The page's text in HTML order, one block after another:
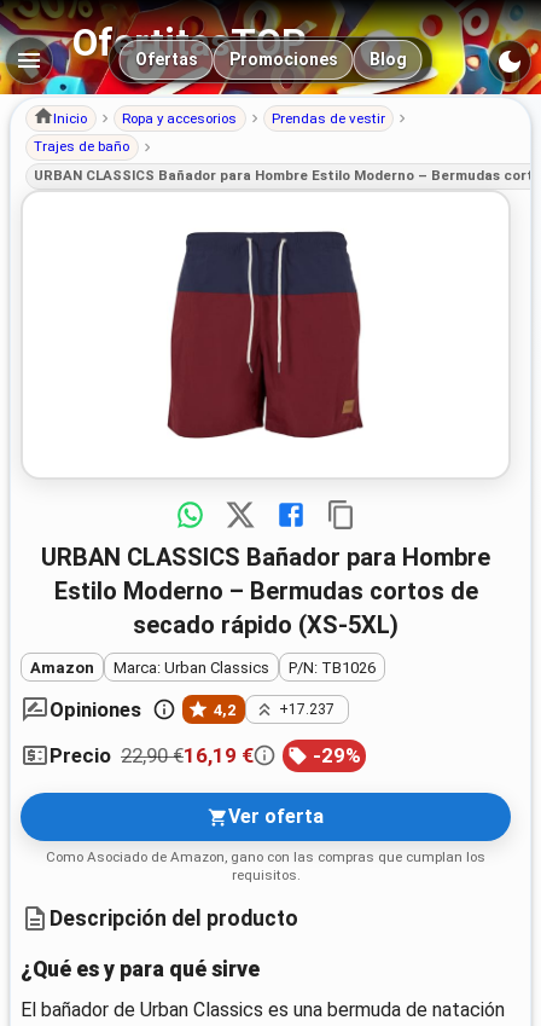
OfertitasTOP
Navegación principal
Ofertas Promociones Blog
Inicio Ropa y accesorios
Prendas de vestir
Trajes de baño
URBAN CLASSICS Bañador para Hombre Estilo Moderno – Bermudas
URBAN CLASSICS Bañador para Hombre
Estilo Moderno – Bermudas cortos de
secado rápido (XS-5XL)
Amazon Marca: Urban Classics P/N: TB1026
Opiniones 4,2 +17.237
Precio 22,90 €16,19 € -29%
Ver oferta
Como Asociado de Amazon, gano con las compras que cumplan los
requisitos.
Descripción del producto
¿Qué es y para qué sirve
El bañador de Urban Classics es una bermuda de natación